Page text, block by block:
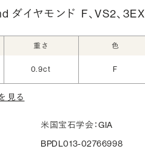
ダイヤモンド F、VS2、3EX
重さ 色
0.9ct F
見る
米国宝石学会：GIA
BPDL013-02766998